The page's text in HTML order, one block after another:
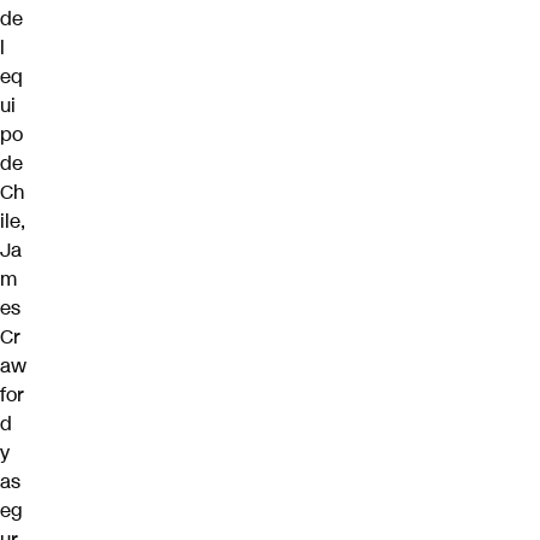
de
l
eq
ui
po
de
Ch
ile,
Ja
m
es
Cr
aw
for
d
y
as
eg